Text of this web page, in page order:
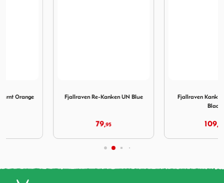
Fjallraven Re-Kanken UN Blue
Fjallraven Kanken Laptop 15"